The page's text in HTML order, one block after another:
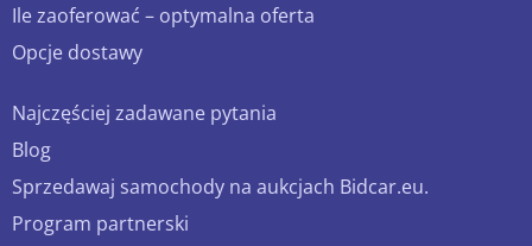
Ile zaoferować – optymalna oferta
Opcje dostawy
Najczęściej zadawane pytania
Blog
Sprzedawaj samochody na aukcjach Bidcar.eu.
Program partnerski